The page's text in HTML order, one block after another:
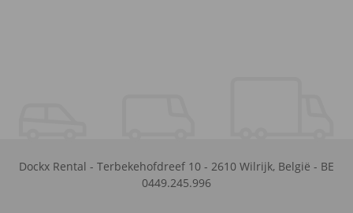
Dockx Rental - Terbekehofdreef 10 - 2610 Wilrijk, België - BE
0449.245.996